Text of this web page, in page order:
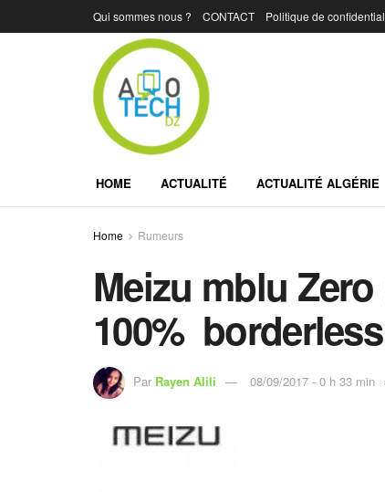
Qui sommes nous ? CONTACT Politique de
HOME ACTUALITÉ ACTUALITÉ ALGÉRIE
Home Rumeurs
Meizu mblu
100%
Par Rayen Alili 08/09/2017 - 0 h 33 min